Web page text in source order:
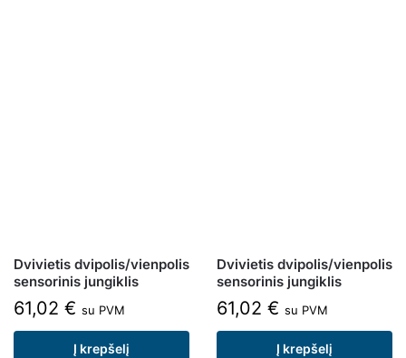
Dvivietis dvipolis/vienpolis
sensorinis jungiklis
61,02 € su PVM
Į krepšelį
Dvivietis dvipolis/vienpolis
sensorinis jungiklis
61,02 € su PVM
Į krepšelį